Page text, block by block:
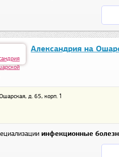
Александрия на
д. 65, корп. 1
инфекционные